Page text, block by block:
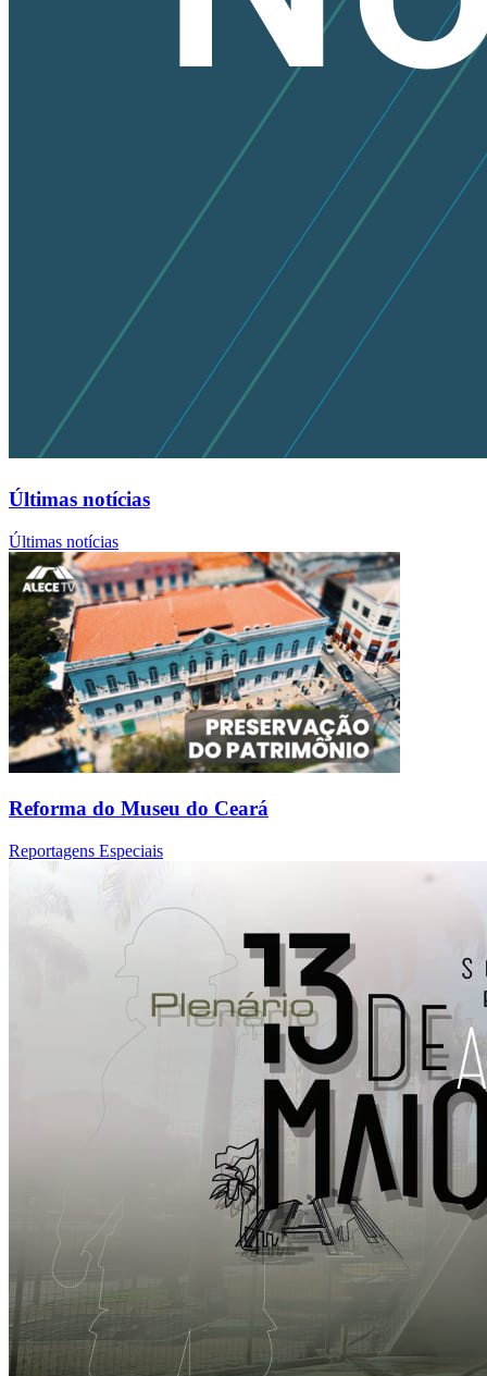
Últimas notícias
Últimas notícias
Reforma do Museu do Ceará
Reportagens Especiais